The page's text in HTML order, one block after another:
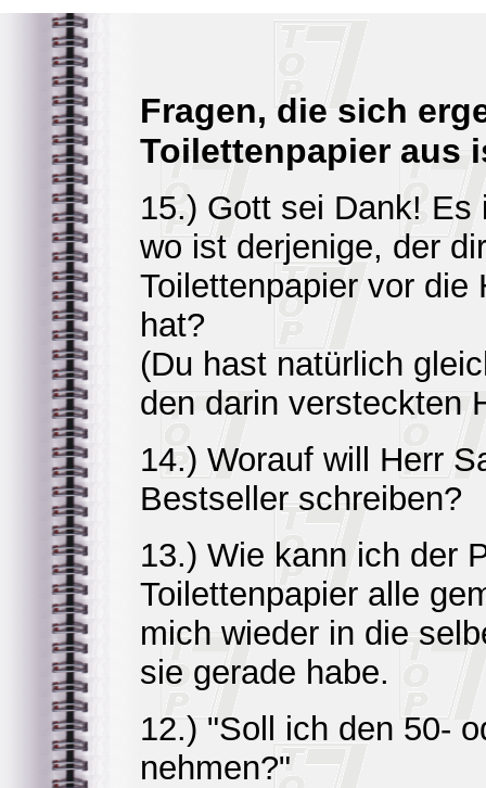
Fragen, die sich
Toilettenpapier aus
15.) Gott sei Dank! Es
wo ist derjenige, der
Toilettenpapier vor die
hat?
(Du hast natürlich
den darin versteckten
14.) Worauf will Herr
Bestseller schreiben?
13.) Wie kann ich der
Toilettenpapier alle
mich wieder in die
sie gerade habe.
12.) "Soll ich den 50-
nehmen?"